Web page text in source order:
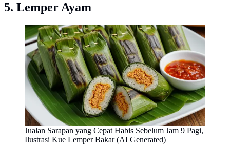
5. Lemper Ayam
Jualan Sarapan yang Cepat Habis Sebelum Jam 9 Pagi,
Ilustrasi Kue Lemper Bakar (AI Generated)